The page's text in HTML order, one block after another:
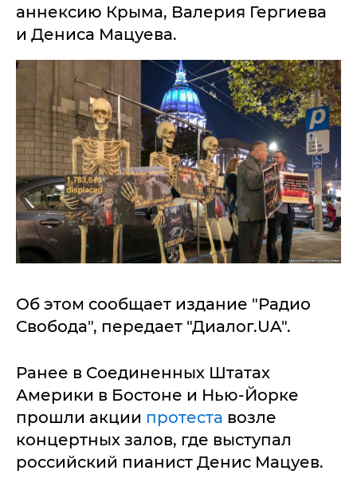
аннексию Крыма, Валерия Гергиева
и Дениса Мацуева.
Об этом сообщает издание "Радио
Свобода", передает "Диалог.UA".
Ранее в Соединенных Штатах
Америки в Бостоне и Нью-Йорке
прошли акции протеста возле
концертных залов, где выступал
российский пианист Денис Мацуев.